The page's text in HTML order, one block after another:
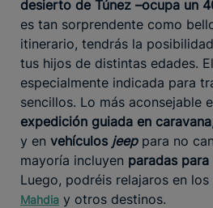
desierto de Túnez –ocupa un
es tan sorprendente como
itinerario, tendrás la
tus hijos de distintas edades.
especialmente indicada para
sencillos. Lo más aconsejable
expedición guiada en caravana
y en vehículos jeeppara no
mayoría incluyen paradas
Luego, podréis relajaros en
Mahdia y otros destinos.